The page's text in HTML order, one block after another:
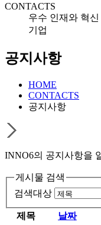
CONTACTS
우수 인재와 혁
기업
공지사항
HOME
CONTACTS
공지사항
INNO6의 공지사항을
게시물 검색
검색대상
제목
날짜